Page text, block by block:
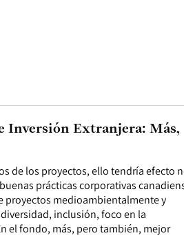
de los proyectos, ello tendría efecto
prácticas corporativas
proyectos medioambientalmente y
inclusión, foco en la
el fondo, más, pero también, mejor
Inversión Extranjera: Más,